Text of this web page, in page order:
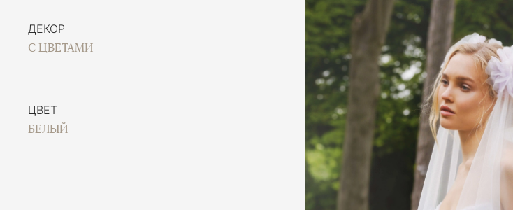
ДЕКОР
С ЦВЕТАМИ
ЦВЕТ
БЕЛЫЙ